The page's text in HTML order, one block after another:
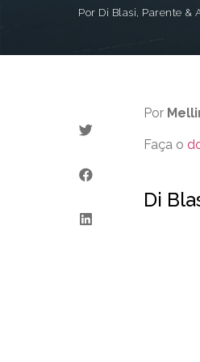
Por Di Blasi, Parente &
Por
Faça o
Di